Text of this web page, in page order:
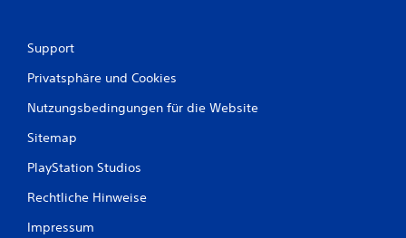
Support
Privatsphäre und Cookies
Nutzungsbedingungen für die Website
Sitemap
PlayStation Studios
Rechtliche Hinweise
Impressum